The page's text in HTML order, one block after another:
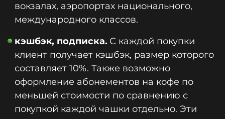
вокзалах, аэропортах национального,
международного классов.
кэшбэк, подписка. С каждой покупки
клиент получает кэшбэк, размер которого
составляет 10%. Также возможно
оформление абонементов на кофе по
меньшей стоимости по сравнению с
покупкой каждой чашки отдельно. Эти